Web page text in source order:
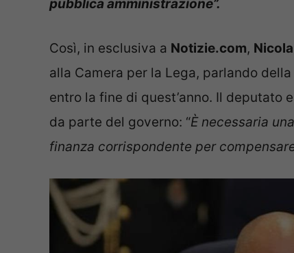
pubblica amministrazione”.
Così, in esclusiva a Notizie.com,
alla Camera per la Lega, parlando
entro la fine di quest’anno. Il deputato
da parte del governo: “È necessaria
finanza corrispondente per